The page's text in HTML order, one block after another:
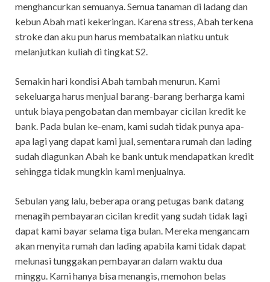
menghancurkan semuanya. Semua tanaman di ladang dan
kebun Abah mati kekeringan. Karena stress, Abah terkena
stroke dan aku pun harus membatalkan niatku untuk
melanjutkan kuliah di tingkat S2.
Semakin hari kondisi Abah tambah menurun. Kami
sekeluarga harus menjual barang-barang berharga kami
untuk biaya pengobatan dan membayar cicilan kredit ke
bank. Pada bulan ke-enam, kami sudah tidak punya apa-
apa lagi yang dapat kami jual, sementara rumah dan lading
sudah diagunkan Abah ke bank untuk mendapatkan kredit
sehingga tidak mungkin kami menjualnya.
Sebulan yang lalu, beberapa orang petugas bank datang
menagih pembayaran cicilan kredit yang sudah tidak lagi
dapat kami bayar selama tiga bulan. Mereka mengancam
akan menyita rumah dan lading apabila kami tidak dapat
melunasi tunggakan pembayaran dalam waktu dua
minggu. Kami hanya bisa menangis, memohon belas